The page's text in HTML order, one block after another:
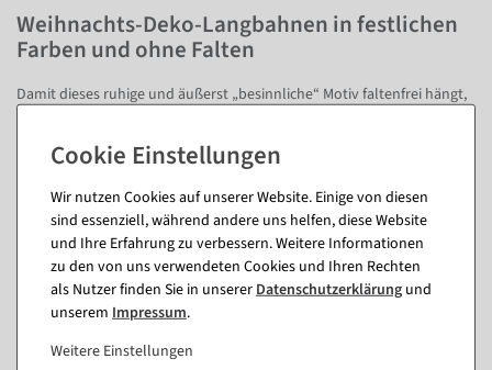
Weihnachts-Deko-Langbahnen in festlichen
Farben und ohne Falten
Damit dieses ruhige und äußerst „besinnliche“ Motiv faltenfrei hängt,
haben wir es oben und unten mit einem Hohlsaum ausgestattet. In
unsere Motivdrucke damit ebenmäßig glatt. Passende Stangen zum
Aufhängen unserer Deko-Langbahnen bieten wir Ihnen in den
Varianten Holz und Alu. Bringen Sie mehr Witz und Leichtigkeit in
Schaufenster, Verkaufsflächen, Geschäftsräume und Büros, Foyers und
Eingangsbereiche, sowie Messen und Veranstaltungen. Im eigenen
Zuhause als Wandbehang platziert, hat der Vorweihnachtsstress keine
Chance. Zur Weihnachtszeit eine ruhige Kugel zu schieben, war noch
nie so einfach!
Allgemein
Einseitig bedrucktes Textilgewebe (115 g/m²) in schwer entflammbarer
Qualität - Brandschutzklasse DIN 13501-1. Inkl. Hohlsaum oben und
unten.
Wir nutzen Cookies auf unserer Website. Einige von diesen
sind essenziell, während andere uns helfen, diese Website
und Ihre Erfahrung zu verbessern. Weitere Informationen
zu den von uns verwendeten Cookies und Ihren Rechten
als Nutzer finden Sie in unsererDaten­schutz­erklärung und
unserem Impressum.
Weitere Einstellungen